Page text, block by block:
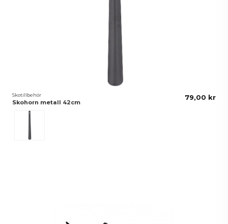
Skotillbehör
Skohorn metall 42cm
Svart
79,00 kr